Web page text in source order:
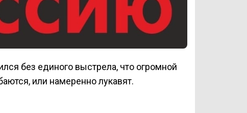
без единого выстрела, что огромной
или намеренно лукавят.